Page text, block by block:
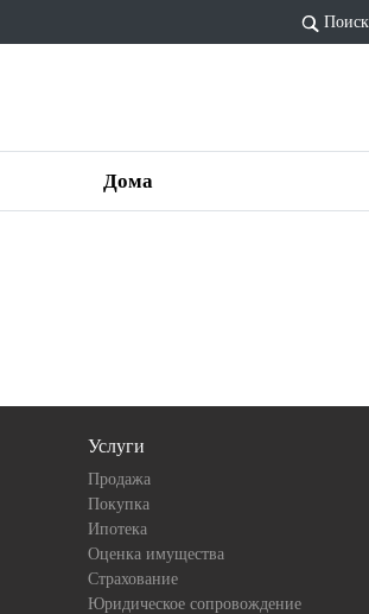
Поиск
Дома
Услуги
Продажа
Покупка
Ипотека
Оценка имущества
Страхование
Юридическое сопровождение